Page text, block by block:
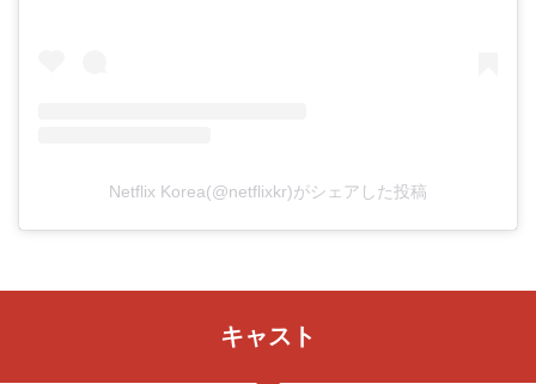
Netflix Korea(@netflixkr)がシェアした投稿
キャスト